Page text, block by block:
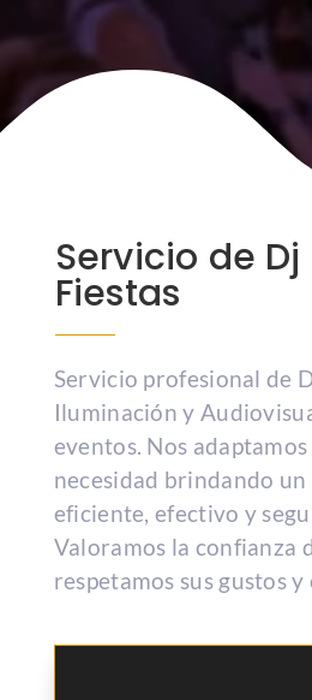
Servicio de
Fiestas
Servicio profesional de
Iluminación y
eventos. Nos adaptamos
necesidad brindando
eficiente, efectivo y
Valoramos la confianza
respetamos sus gustos